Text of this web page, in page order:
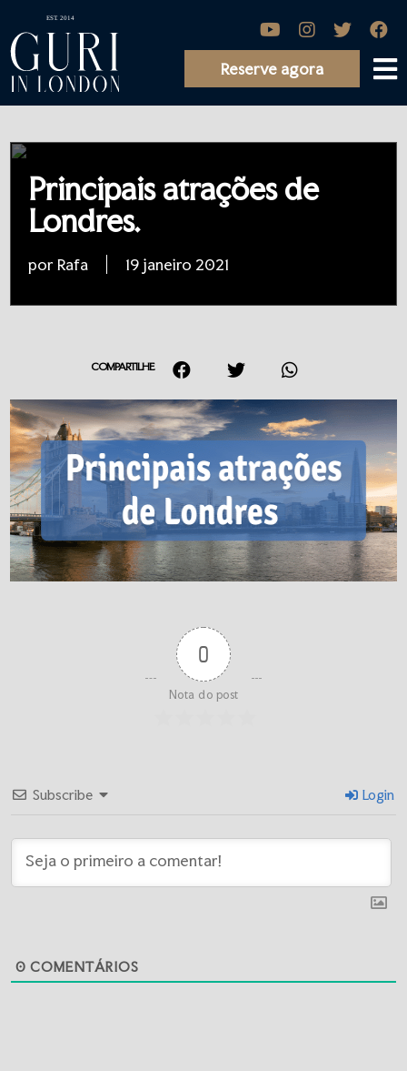
Reserve agora
Principais atrações de
Londres.
por Rafa 19 janeiro 2021
COMPARTILHE
0
Nota do post
Subscribe Login
0 COMENTÁRIOS